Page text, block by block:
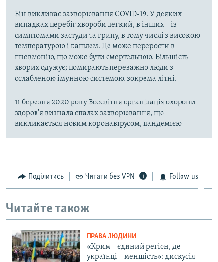
Він викликає захворювання COVID-19. У деяких
випадках перебіг хвороби легкий, в інших – із
симптомами застуди та грипу, в тому числі з високою
температурою і кашлем. Це може перерости в
пневмонію, що може бути смертельною. Більшість
хворих одужує; помирають переважно люди з
ослабленою імунною системою, зокрема літні.
11 березня 2020 року Всесвітня організація охорони
здоров'я визнала спалах захворювання, що
викликається новим коронавірусом, пандемією.
Поділитись Читати без VPN Follow us
Читайте також
ПРАВА ЛЮДИНИ
«Крим – єдиний регіон, де
українці – меншість»: дискусія